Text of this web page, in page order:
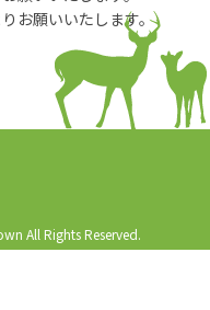
りお願いいたします。
All Rights Reserved.